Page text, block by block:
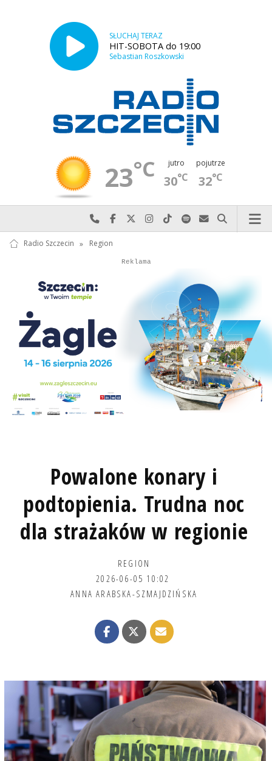
SŁUCHAJ TERAZ
HIT-SOBOTA do 19:00
Sebastian Roszkowski
23°C jutro
30°C
pojutrze
32°C
Najlepiej po prostu do nas zadzwoń
Odwiedź nas na Facebook-u
Odwiedź nas na X
Odwiedź nas na Instagram-ie
Odwiedź nas na TikTok-u
Szukaj nas na Spotify
Wyślij do nas
Szukaj
Radio Szczecin » Region
Autopromocja
Reklama
Powalone konary i
podtopienia. Trudna noc
dla strażaków w regionie
REGION
2026-06-05 10:02
ANNA ARABSKA-SZMAJDZIŃSKA